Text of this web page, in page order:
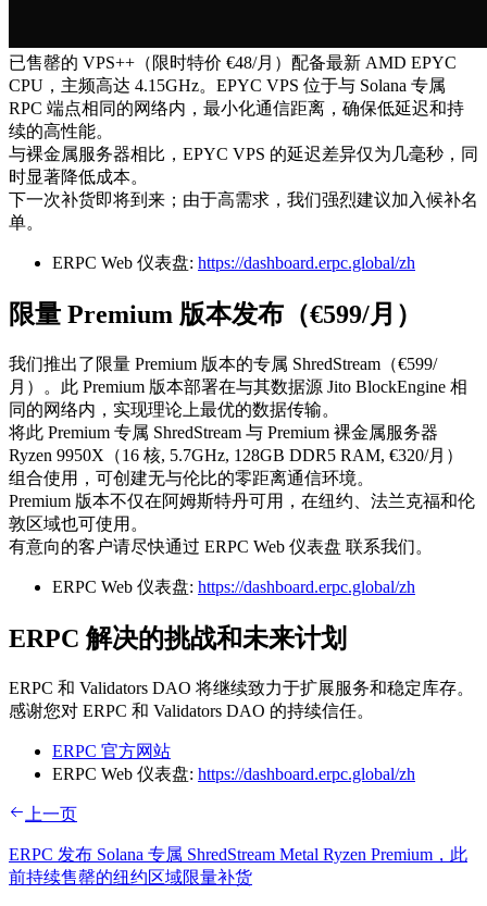
已售罄的 VPS++（限时特价 €48/月）配备最新 AMD EPYC
CPU，主频高达 4.15GHz。EPYC VPS 位于与 Solana 专属
RPC 端点相同的网络内，最小化通信距离，确保低延迟和持
续的高性能。
与裸金属服务器相比，EPYC VPS 的延迟差异仅为几毫秒，同
时显著降低成本。
下一次补货即将到来；由于高需求，我们强烈建议加入候补名
单。
ERPC Web 仪表盘: https://dashboard.erpc.global/zh
限量 Premium 版本发布（€599/月）
我们推出了限量 Premium 版本的专属 ShredStream（€599/
月）。此 Premium 版本部署在与其数据源 Jito BlockEngine 相
同的网络内，实现理论上最优的数据传输。
将此 Premium 专属 ShredStream 与 Premium 裸金属服务器
Ryzen 9950X（16 核, 5.7GHz, 128GB DDR5 RAM, €320/月）
组合使用，可创建无与伦比的零距离通信环境。
Premium 版本不仅在阿姆斯特丹可用，在纽约、法兰克福和伦
敦区域也可使用。
有意向的客户请尽快通过 ERPC Web 仪表盘 联系我们。
ERPC Web 仪表盘: https://dashboard.erpc.global/zh
ERPC 解决的挑战和未来计划
ERPC 和 Validators DAO 将继续致力于扩展服务和稳定库存。
感谢您对 ERPC 和 Validators DAO 的持续信任。
ERPC 官方网站
ERPC Web 仪表盘: https://dashboard.erpc.global/zh
上一页
ERPC 发布 Solana 专属 ShredStream Metal Ryzen Premium，此
前持续售罄的纽约区域限量补货